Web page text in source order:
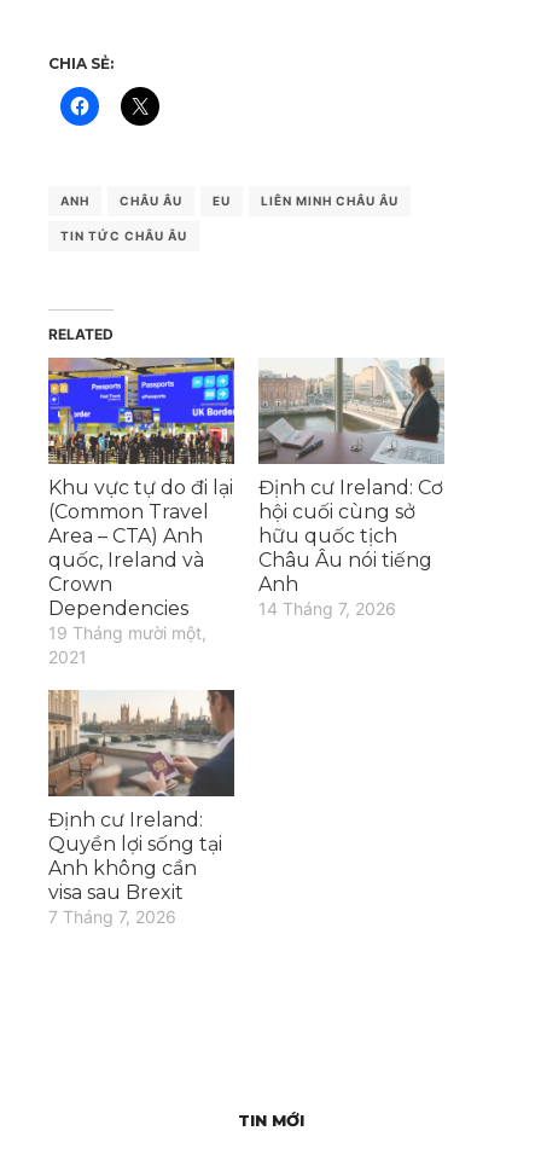
CHIA SẺ:
ANH CHÂU ÂU EU LIÊN MINH CHÂU ÂU
TIN TỨC CHÂU ÂU
RELATED
Khu vực tự do đi lại
(Common Travel
Area – CTA) Anh
quốc, Ireland và
Crown
Dependencies
19 Tháng mười một,
2021
Định cư Ireland: Cơ
hội cuối cùng sở
hữu quốc tịch
Châu Âu nói tiếng
Anh
14 Tháng 7, 2026
Định cư Ireland:
Quyền lợi sống tại
Anh không cần
visa sau Brexit
7 Tháng 7, 2026
TIN MỚI